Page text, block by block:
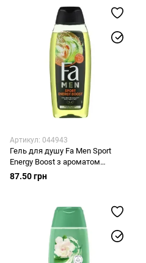
Артикул: 044943
Гель для душу Fa Men Sport
Energy Boost з ароматом
гуарани і женшеню 250 мл
87.50 грн